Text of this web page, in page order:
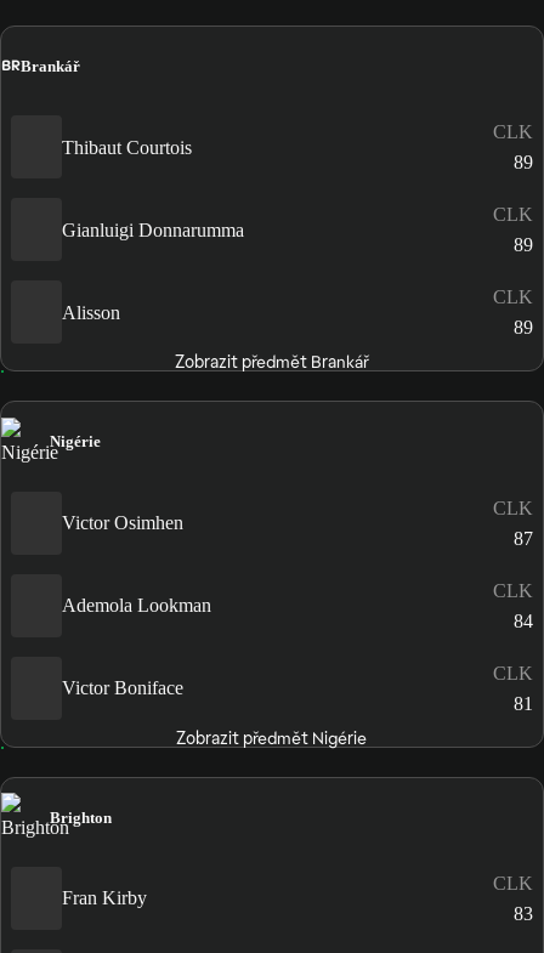
BRBrankář
Thibaut Courtois
CLK
89
Gianluigi Donnarumma
CLK
89
Alisson
CLK
89
Zobrazit předmět Brankář
Nigérie
Victor Osimhen
CLK
87
Ademola Lookman
CLK
84
Victor Boniface
CLK
81
Zobrazit předmět Nigérie
Brighton
Fran Kirby
CLK
83